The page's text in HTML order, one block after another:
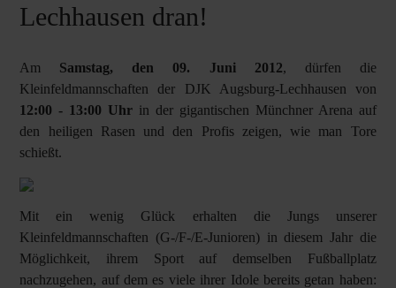
Lechhausen dran!
Am Samstag, den 09. Juni 2012, dürfen die
Kleinfeldmannschaften der DJK Augsburg-Lechhausen von
12:00 - 13:00 Uhr in der gigantischen Münchner Arena auf
den heiligen Rasen und den Profis zeigen, wie man Tore
schießt.
Mit ein wenig Glück erhalten die Jungs unserer
Kleinfeldmannschaften (G-/F-/E-Junioren) in diesem Jahr die
Möglichkeit, ihrem Sport auf demselben Fußballplatz
nachzugehen, auf dem es viele ihrer Idole bereits getan haben: